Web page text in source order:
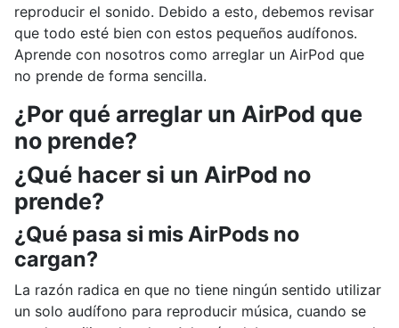
reproducir el sonido. Debido a esto, debemos revisar
que todo esté bien con estos pequeños audífonos.
Aprende con nosotros como arreglar un AirPod que
no prende de forma sencilla.
¿Por qué arreglar un AirPod que
no prende?
¿Qué hacer si un AirPod no
prende?
¿Qué pasa si mis AirPods no
cargan?
La razón radica en que no tiene ningún sentido utilizar
un solo audífono para reproducir música, cuando se